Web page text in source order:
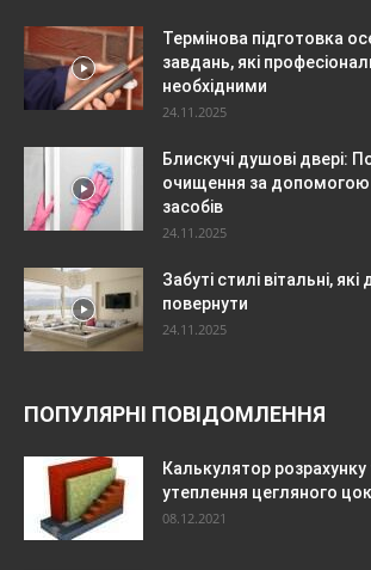
Термінова підготовка
завдань, які
необхідними
24.11.2025
Блискучі душові двері:
очищення за допомогою
засобів
24.11.2025
Забуті стилі вітальні,
повернути
24.11.2025
ПОПУЛЯРНІ ПОВІДОМЛЕННЯ
Калькулятор
утеплення цегляного
08.12.2021